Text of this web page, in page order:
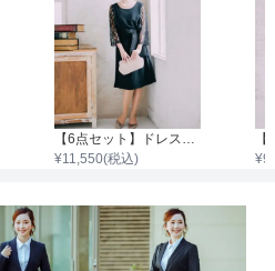
【6点セット】ドレス＋小物5点
¥11,550(税込) ¥